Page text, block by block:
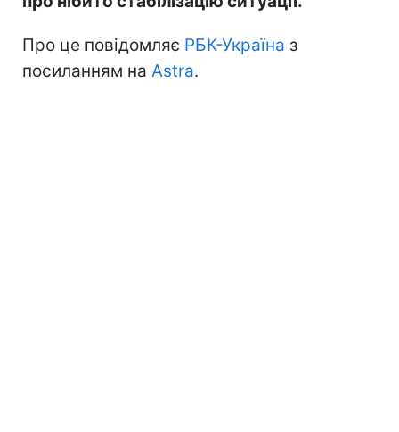
Про це повідомляє РБК-Україна з
посиланням на Astra.